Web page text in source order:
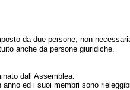
da due persone, non
anche da persone giuridiche.
dall’Assemblea.
anno ed i suoi membri sono